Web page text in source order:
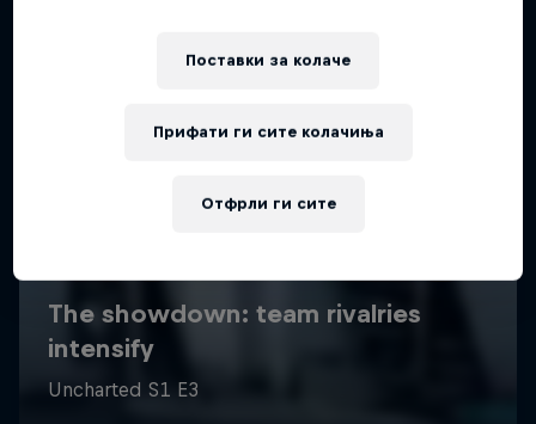
Поставки за колачe
Отфрли ги сите
Прифати ги сите колачиња